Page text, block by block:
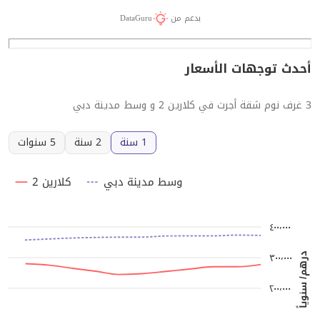
بدعم من DataGuru
أحدث توجهات الأسعار
3 غرف نوم شقة أجرت في كلارين 2 و وسط مدينة دبي
1 سنة
2 سنة 5 سنوات
درهم/ سنوياً ٢٠٠٬٠٠٠
٣٠٠٬٠٠٠
٤٠٠٬٠٠٠
كلارين 2 وسط مدينة دبي